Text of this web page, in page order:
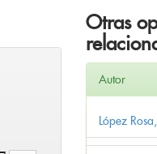
Otras
Autor
López